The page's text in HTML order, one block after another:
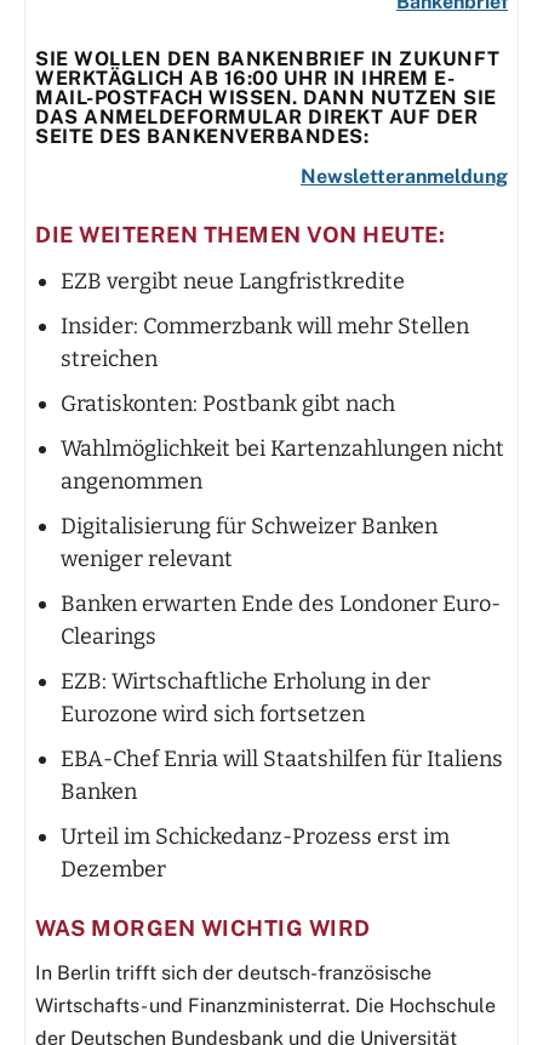
SIE WOLLEN DEN BANKENBRIEF IN ZUKUNFT
WERKTÄGLICH AB 16:00 UHR IN IHREM E-
MAIL-POSTFACH WISSEN. DANN NUTZEN SIE
DAS ANMELDEFORMULAR DIREKT AUF DER
SEITE DES BANKENVERBANDES:
Newsletteranmeldung
DIE WEITEREN THEMEN VON HEUTE:
EZB vergibt neue Langfristkredite
Insider: Commerzbank will mehr Stellen
streichen
Gratiskonten: Postbank gibt nach
Wahlmöglichkeit bei Kartenzahlungen nicht
angenommen
Digitalisierung für Schweizer Banken
weniger relevant
Banken erwarten Ende des Londoner Euro-
Clearings
EZB: Wirtschaftliche Erholung in der
Eurozone wird sich fortsetzen
EBA-Chef Enria will Staatshilfen für Italiens
Banken
Urteil im Schickedanz-Prozess erst im
Dezember
WAS MORGEN WICHTIG WIRD
In Berlin trifft sich der deutsch-französische
Wirtschafts- und Finanzministerrat. Die Hochschule
der Deutschen Bundesbank und die Universität